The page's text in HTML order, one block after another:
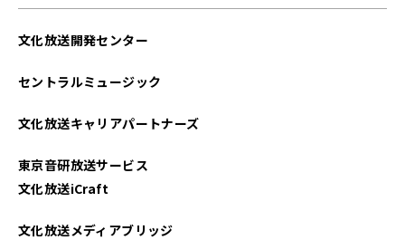
文化放送開発センター
セントラルミュージック
文化放送キャリアパートナーズ
東京音研放送サービス
文化放送iCraft
文化放送メディアブリッジ